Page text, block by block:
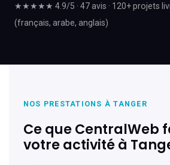
★★★★★ 4.9/5 · 47 avis · 120+ projets
(français, arabe, anglais)
NOS PRESTATIONS À TANGER
Ce que CentralWeb
votre activité à